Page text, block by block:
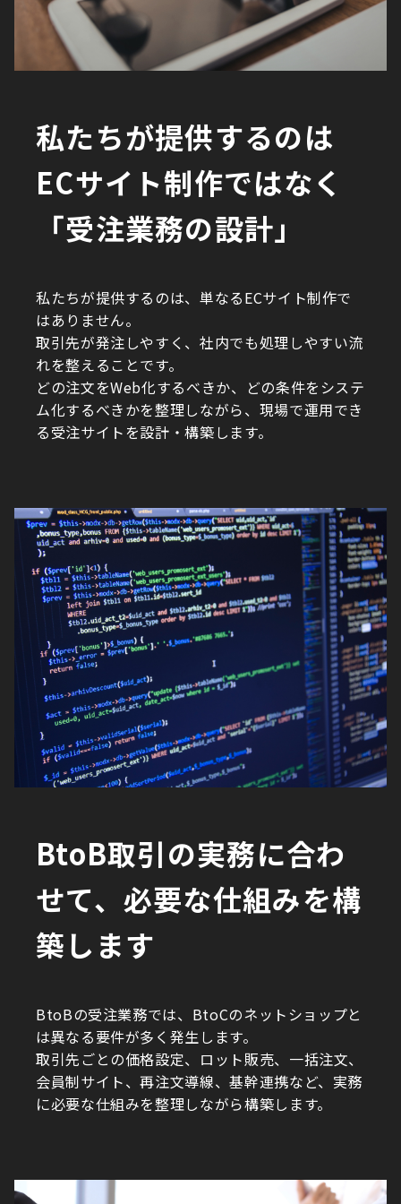
私たちが提供するのは
ECサイト制作ではなく
「受注業務の設計」
私たちが提供するのは、単なるECサイト制作で
はありません。
取引先が発注しやすく、社内でも処理しやすい流
れを整えることです。
どの注文をWeb化するべきか、どの条件をシステ
ム化するべきかを整理しながら、現場で運用でき
る受注サイトを設計・構築します。
BtoB取引の実務に合わ
せて、必要な仕組みを構
築します
BtoBの受注業務では、BtoCのネットショップと
は異なる要件が多く発生します。
取引先ごとの価格設定、ロット販売、一括注文、
会員制サイト、再注文導線、基幹連携など、実務
に必要な仕組みを整理しながら構築します。